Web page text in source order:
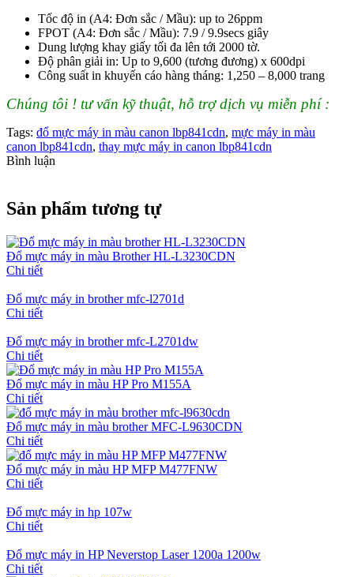
Tốc độ in (A4: Đơn sắc / Mầu): up to 26ppm
FPOT (A4: Đơn sắc / Mầu): 7.9 / 9.9secs giây
Dung lượng khay giấy tối đa lên tới 2000 tờ.
Độ phân giải in: Up to 9,600 (tương đương) x 600dpi
Công suất in khuyến cáo hàng tháng: 1,250 – 8,000 trang
Chúng tôi ! tư vấn kỹ thuật, hỗ trợ dịch vụ miễn phí :
Tags: đổ mực máy in màu canon lbp841cdn, mực máy in màu
canon lbp841cdn, thay mực máy in canon lbp841cdn
Bình luận
Sản phẩm tương tự
Đổ mực máy in màu Brother HL-L3230CDN
Chi tiết
Đổ mực máy in brother mfc-l2701d
Chi tiết
Đổ mực máy in brother mfc-L2701dw
Chi tiết
Đổ mực máy in màu HP Pro M155A
Chi tiết
Đổ mực máy in màu brother MFC-L9630CDN
Chi tiết
Đổ mực máy in màu HP MFP M477FNW
Chi tiết
Đổ mực máy in hp 107w
Chi tiết
Đổ mực máy in HP Neverstop Laser 1200a 1200w
Chi tiết